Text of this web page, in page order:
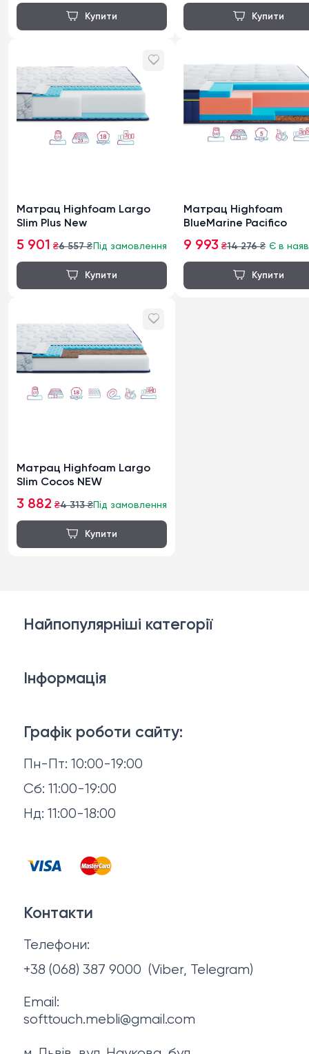
Матрац Highfoam Largo
Slim Plus New
5 901 ₴6 557₴ Під замовлення
Матрац Highfoam
BlueMarine Pacifico
9 993 ₴14 276₴ Є в
Матрац Highfoam Largo
Slim Cocos NEW
3 882 ₴4 313₴Під замовлення
Графік роботи сайту:
Пн-Пт: 10:00-19:00
Сб: 11:00-19:00
Нд: 11:00-18:00
Найпопулярніші категорії
Матраци
Аксесуари для сну
Тумби та комоди
Інформація
Повернення й обмін
Відгуки
Контакти
Політика конфіденційності
Контакти
Телефони:
+38 (068) 387 9000 (Viber, Telegram)
Email:
softtouch.mebli@gmail.com